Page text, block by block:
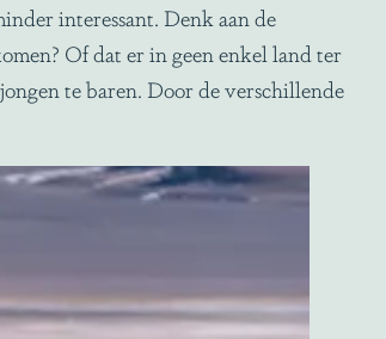
interessant. Denk aan de
Of dat er in geen enkel land ter
te baren. Door de verschillende